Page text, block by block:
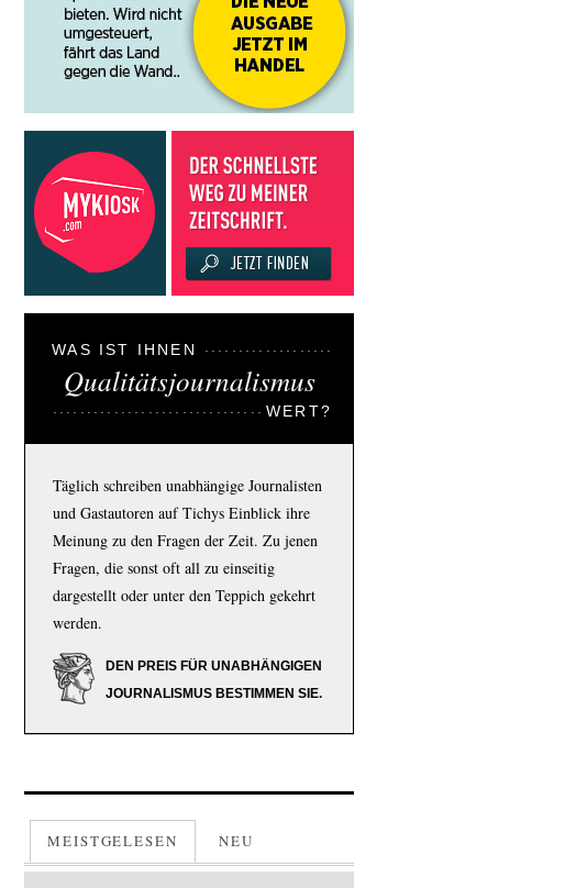
WAS IST IHNEN
Qualitätsjournalismus
WERT?
Täglich schreiben unabhängige Journalisten
und Gastautoren auf Tichys Einblick ihre
Meinung zu den Fragen der Zeit. Zu jenen
Fragen, die sonst oft all zu einseitig
dargestellt oder unter den Teppich gekehrt
werden.
DEN PREIS FÜR UNABHÄNGIGEN
JOURNALISMUS BESTIMMEN SIE.
MEISTGELESEN NEU